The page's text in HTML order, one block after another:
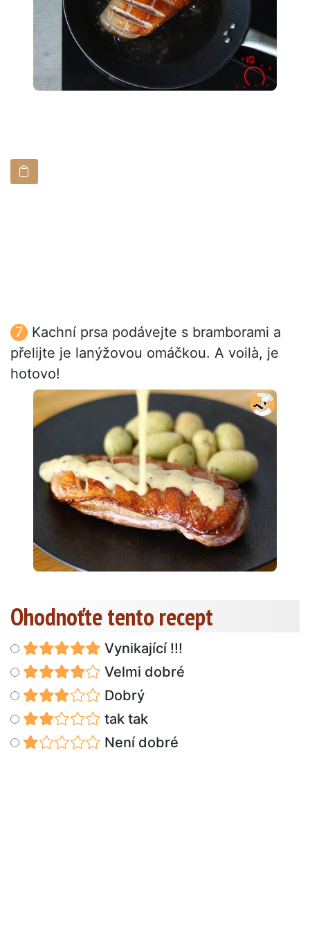
Kachní prsa podávejte s bramborami a
přelijte je lanýžovou omáčkou. A voilà, je
hotovo!
Ohodnoťte tento recept
Vynikající !!!
Velmi dobré
Dobrý
tak tak
Není dobré